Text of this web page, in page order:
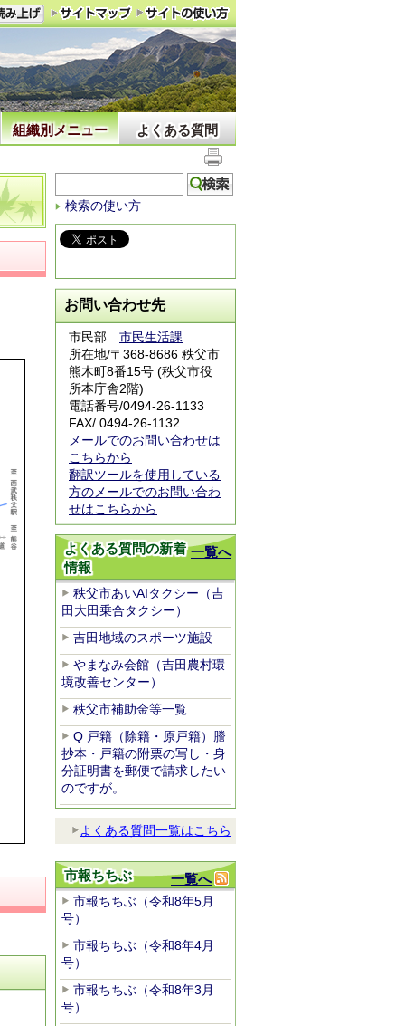
組織別メニュー よくある質問
検索の使い方
お問い合わせ先
市民部 市民生活課
所在地/〒368-8686 秩父市
熊木町8番15号 (秩父市役
所本庁舎2階)
電話番号/0494-26-1133
FAX/ 0494-26-1132
メールでのお問い合わせは
こちらから
翻訳ツールを使用している
方のメールでのお問い合わ
せはこちらから
一覧へ
よくある質問の新着
情報
秩父市あいAIタクシー（吉
田大田乗合タクシー）
吉田地域のスポーツ施設
やまなみ会館（吉田農村環
境改善センター）
秩父市補助金等一覧
Q 戸籍（除籍・原戸籍）謄
抄本・戸籍の附票の写し・身
分証明書を郵便で請求したい
のですが。
よくある質問一覧はこちら
一覧へ
市報ちちぶ
市報ちちぶ（令和8年5月
号）
市報ちちぶ（令和8年4月
号）
市報ちちぶ（令和8年3月
号）